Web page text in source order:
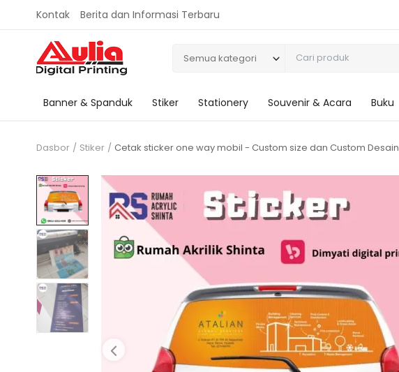
Kontak Berita dan Informasi Terbaru
Semua kategori
Banner & Spanduk Stiker Stationery Souvenir & Acara Buku
Dasbor Stiker Cetak sticker one way mobil - Custom size dan Custom Desain